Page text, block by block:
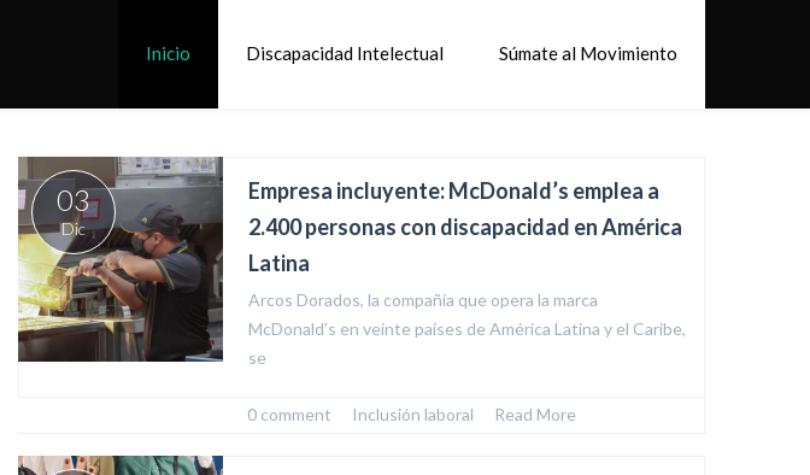
Inicio Discapacidad Intelectual Súmate al Movimiento
03
Dic
Empresa incluyente: McDonald’s emplea a
2.400 personas con discapacidad en América
Latina
Arcos Dorados, la compañía que opera la marca
McDonald’s en veinte países de América Latina y el Caribe,
se
0 comment Inclusión laboral Read More